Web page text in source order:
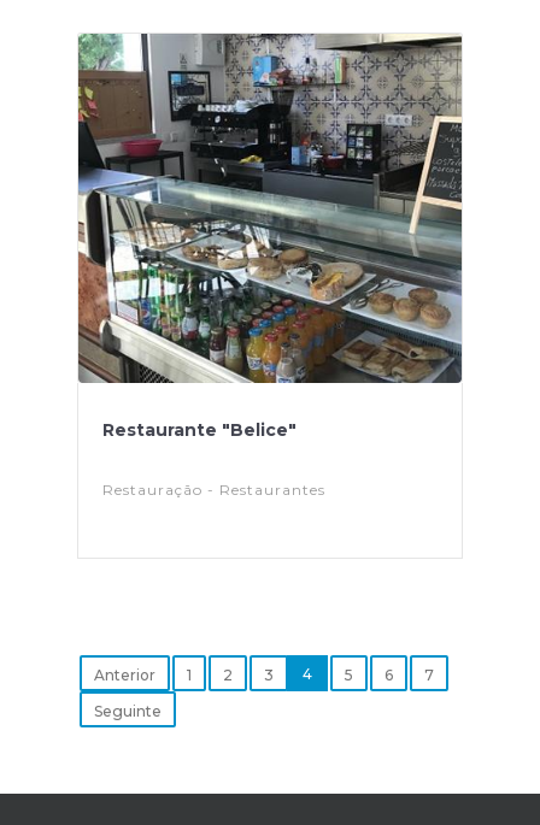
Restaurante "Belice"
Restauração - Restaurantes
Anterior 1 2 3 4 5 6
7
Seguinte